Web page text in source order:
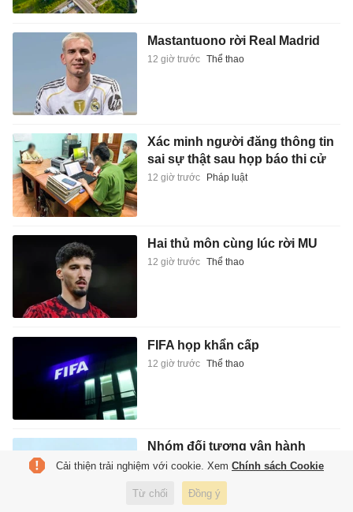
Mastantuono rời Real Madrid
12 giờ trước Thể thao
Xác minh người đăng thông tin
sai sự thật sau họp báo thi cử
12 giờ trước Pháp luật
Hai thủ môn cùng lúc rời MU
12 giờ trước Thể thao
FIFA họp khẩn cấp
12 giờ trước Thể thao
Nhóm đối tượng vận hành
đường dây cờ bạc 30.000 tỷ
12 giờ trước Pháp luật
Cải thiện trải nghiệm với cookie. Xem Chính sách Cookie
Từ chối Đồng ý